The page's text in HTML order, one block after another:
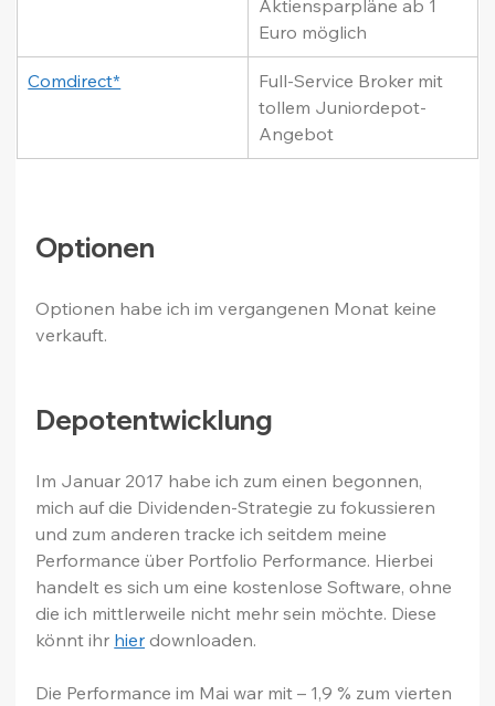
Aktiensparpläne ab 1
Euro möglich
Comdirect*
Full-Service Broker mit
tollem Juniordepot-
Angebot
Optionen
Optionen habe ich im vergangenen Monat keine
verkauft.
Depotentwicklung
Im Januar 2017 habe ich zum einen begonnen,
mich auf die Dividenden-Strategie zu fokussieren
und zum anderen tracke ich seitdem meine
Performance über Portfolio Performance. Hierbei
handelt es sich um eine kostenlose Software, ohne
die ich mittlerweile nicht mehr sein möchte. Diese
könnt ihr hier downloaden.
Die Performance im Mai war mit – 1,9 % zum vierten